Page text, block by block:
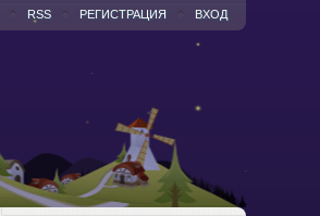
ВХОД
РЕГИСТРАЦИЯ
RSS